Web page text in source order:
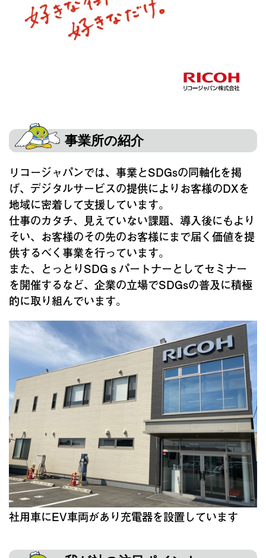
事業所の紹介
リコージャパンでは、事業とSDGsの同軸化を掲
げ、デジタルサービスの提供によりお客様のDXを
地域に密着して支援しています。
仕事のカタチ、見えていない課題、導入後にもより
そい、お客様のその先のお客様にまで届く価値を提
供するべく事業を行っています。
また、とっとりSDGｓパートナーとしてセミナー
を開催するなど、企業の立場でSDGsの普及に積極
的に取り組んでいます。
社用車にEV車両があり充電器を設置しています